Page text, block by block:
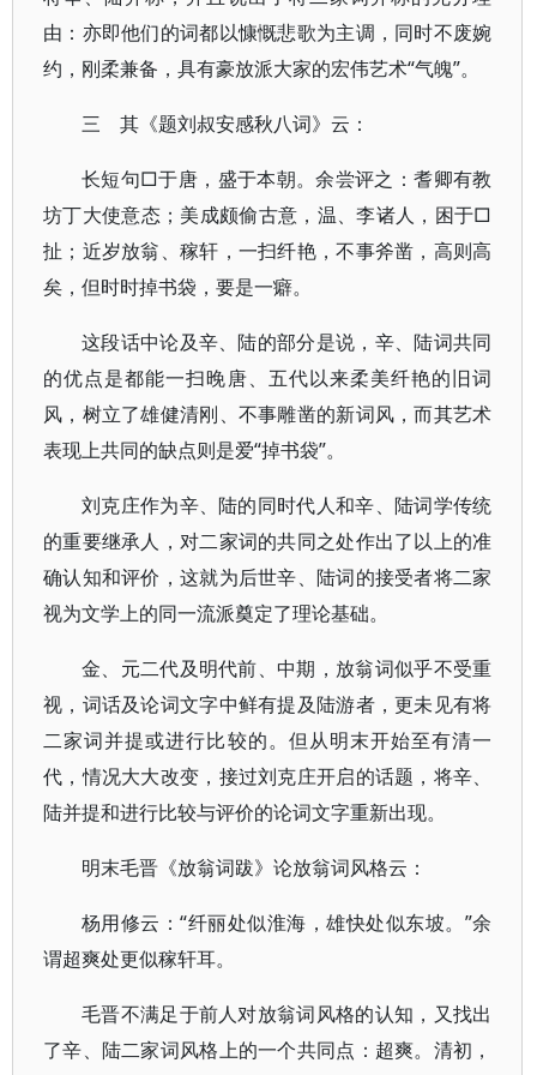
由：亦即他们的词都以慷慨悲歌为主调，同时不废婉
约，刚柔兼备，具有豪放派大家的宏伟艺术“气魄”。
三 其《题刘叔安感秋八词》云：
长短句□于唐，盛于本朝。余尝评之：耆卿有教
坊丁大使意态；美成颇偷古意，温、李诸人，困于□
扯；近岁放翁、稼轩，一扫纤艳，不事斧凿，高则高
矣，但时时掉书袋，要是一癖。
这段话中论及辛、陆的部分是说，辛、陆词共同
的优点是都能一扫晚唐、五代以来柔美纤艳的旧词
风，树立了雄健清刚、不事雕凿的新词风，而其艺术
表现上共同的缺点则是爱“掉书袋”。
刘克庄作为辛、陆的同时代人和辛、陆词学传统
的重要继承人，对二家词的共同之处作出了以上的准
确认知和评价，这就为后世辛、陆词的接受者将二家
视为文学上的同一流派奠定了理论基础。
金、元二代及明代前、中期，放翁词似乎不受重
视，词话及论词文字中鲜有提及陆游者，更未见有将
二家词并提或进行比较的。但从明末开始至有清一
代，情况大大改变，接过刘克庄开启的话题，将辛、
陆并提和进行比较与评价的论词文字重新出现。
明末毛晋《放翁词跋》论放翁词风格云：
杨用修云：“纤丽处似淮海，雄快处似东坡。”余
谓超爽处更似稼轩耳。
毛晋不满足于前人对放翁词风格的认知，又找出
了辛、陆二家词风格上的一个共同点：超爽。清初，